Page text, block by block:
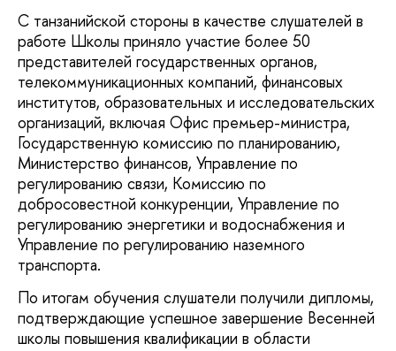
С танзанийской стороны в качестве слушателей в
работе Школы приняло участие более 50
представителей государственных органов,
телекоммуникационных компаний, финансовых
институтов, образовательных и исследовательских
организаций, включая Офис премьер-министра,
Государственную комиссию по планированию,
Министерство финансов, Управление по
регулированию связи, Комиссию по
добросовестной конкуренции, Управление по
регулированию энергетики и водоснабжения и
Управление по регулированию наземного
транспорта.
По итогам обучения слушатели получили дипломы,
подтверждающие успешное завершение Весенней
школы повышения квалификации в области